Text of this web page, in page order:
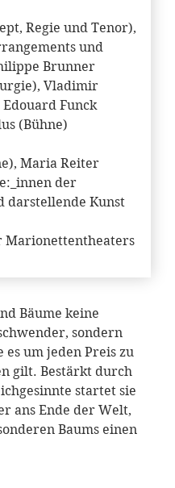
Regie und Tenor),
und
Brunner
Vladimir
Funck
(Bühne)
Maria Reiter
der
darstellende Kunst
Marionettentheaters
Bäume keine
sondern
um jeden Preis zu
gilt. Bestärkt durch
startet sie
ans Ende der Welt,
Baums einen